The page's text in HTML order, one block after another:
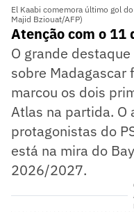
El Kaabi comemora último gol
Majid Bziouat/AFP)
Atenção com o 11
O grande
sobre Madagascar
marcou os dois
Atlas na partida. O
protagonistas do
está na mira do
2026/2027.